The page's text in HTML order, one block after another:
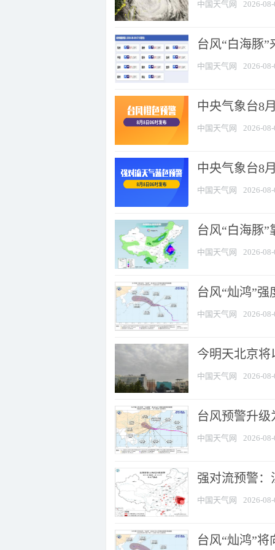
中国天气网 2026-
台风“白海豚
中国天气网 2026-
中央气象台8
中国天气网 2026-
中央气象台8
中国天气网 2026-
台风“白海豚
中国天气网 2026-
台风“灿鸿”
中国天气网 2026-
今明天北京
中国天气网 2026-
台风预警升级
中国天气网 2026-
强对流预警：
中国天气网 2026-
台风“灿鸿”